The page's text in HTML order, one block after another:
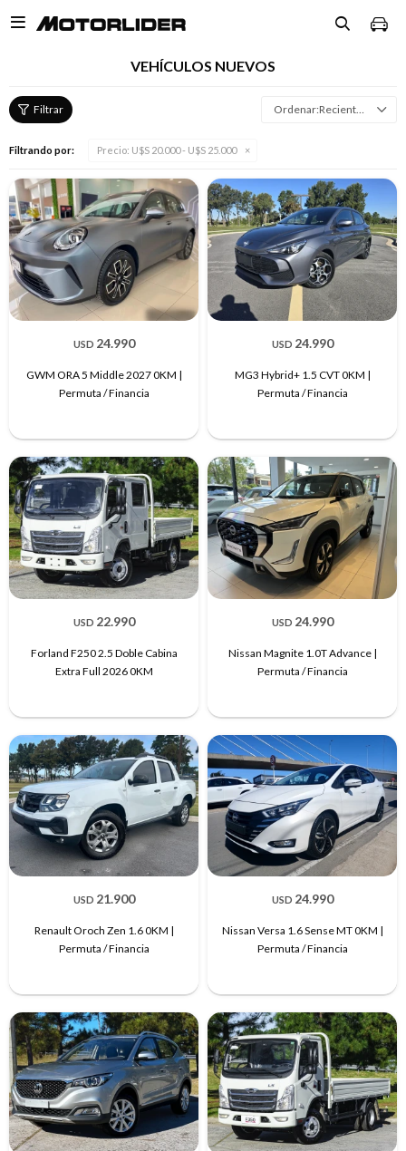

VEHÍCULOS NUEVOS
Recientes
Filtrando por: Precio: U$S 20.000 - U$S 25.000
USD 24.990
GWM ORA 5 Middle 2027 0KM |
Permuta / Financia
USD 24.990
MG3 Hybrid+ 1.5 CVT 0KM |
Permuta / Financia
USD 22.990
Forland F250 2.5 Doble Cabina
Extra Full 2026 0KM
USD 24.990
Nissan Magnite 1.0T Advance |
Permuta / Financia
USD 21.900
Renault Oroch Zen 1.6 0KM |
Permuta / Financia
USD 24.990
Nissan Versa 1.6 Sense MT 0KM |
Permuta / Financia